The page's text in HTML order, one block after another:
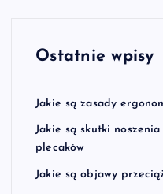
Ostatnie wpisy
Jakie są zasady
Jakie są skutki
plecaków
Jakie są objawy